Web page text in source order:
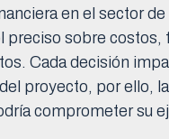
en el sector
preciso sobre costos,
Cada decisión
proyecto, por ello,
comprometer su